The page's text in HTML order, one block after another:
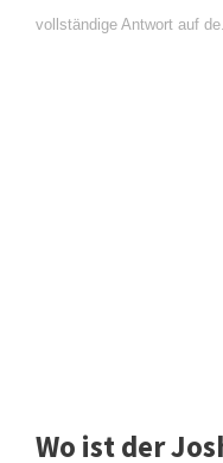
vollständige Antwort auf
Wo ist der